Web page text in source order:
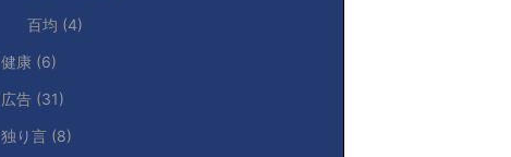
百均 (4)
健康 (6)
広告 (31)
独り言 (8)